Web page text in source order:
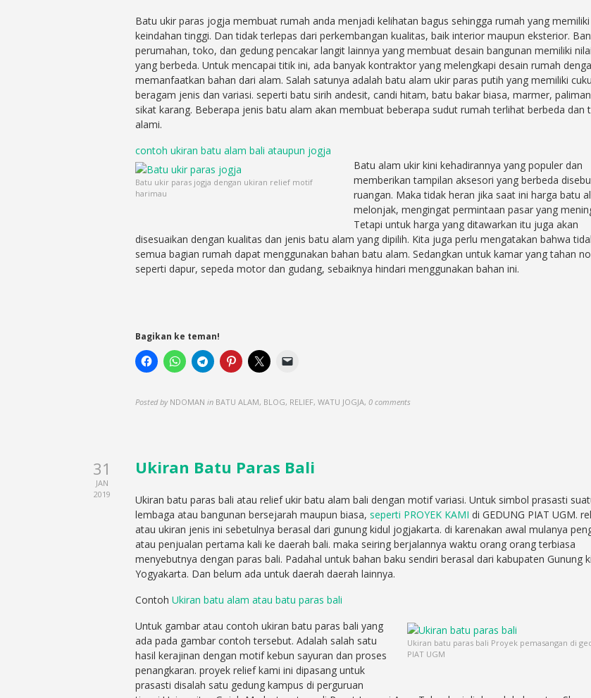
Batu ukir paras jogja membuat rumah anda menjadi kelihatan bagus sehingga rumah yang memiliki
keindahan tinggi. Dan tidak terlepas dari perkembangan kualitas, baik interior maupun eksterior.
perumahan, toko, dan gedung pencakar langit lainnya yang membuat desain bangunan memiliki
yang berbeda. Untuk mencapai titik ini, ada banyak kontraktor yang melengkapi desain rumah
memanfaatkan bahan dari alam. Salah satunya adalah batu alam ukir paras putih yang memiliki
beragam jenis dan variasi. seperti batu sirih andesit, candi hitam, batu bakar biasa, marmer,
sikat karang. Beberapa jenis batu alam akan membuat beberapa sudut rumah terlihat berbeda dan
alami.
contoh ukiran batu alam bali ataupun jogja
Batu ukir paras jogja dengan ukiran relief motif
harimau
Batu alam ukir kini kehadirannya yang populer dan
memberikan tampilan aksesori yang berbeda
ruangan. Maka tidak heran jika saat ini harga batu
melonjak, mengingat permintaan pasar yang
Tetapi untuk harga yang ditawarkan itu juga akan
disesuaikan dengan kualitas dan jenis batu alam yang dipilih. Kita juga perlu mengatakan bahwa
semua bagian rumah dapat menggunakan bahan batu alam. Sedangkan untuk kamar yang tahan
seperti dapur, sepeda motor dan gudang, sebaiknya hindari menggunakan bahan ini.
Bagikan ke teman!
Posted by NDOMAN in BATU ALAM, BLOG, RELIEF, WATU JOGJA, 0 comments
31
JAN
2019
Ukiran Batu Paras Bali
Ukiran batu paras bali atau relief ukir batu alam bali dengan motif variasi. Untuk simbol prasasti
lembaga atau bangunan bersejarah maupun biasa, seperti PROYEK KAMI di GEDUNG PIAT UGM.
atau ukiran jenis ini sebetulnya berasal dari gunung kidul jogjakarta. di karenakan awal mulanya
atau penjualan pertama kali ke daerah bali. maka seiring berjalannya waktu orang orang terbiasa
menyebutnya dengan paras bali. Padahal untuk bahan baku sendiri berasal dari kabupaten Gunung
Yogyakarta. Dan belum ada untuk daerah daerah lainnya.
Contoh Ukiran batu alam atau batu paras bali
Ukiran batu paras bali Proyek pemasangan di
PIAT UGM
Untuk gambar atau contoh ukiran batu paras bali yang
ada pada gambar contoh tersebut. Adalah salah satu
hasil kerajinan dengan motif kebun sayuran dan proses
penangkaran. proyek relief kami ini dipasang untuk
prasasti disalah satu gedung kampus di perguruan